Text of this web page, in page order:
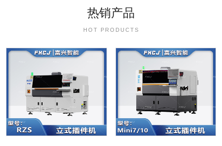
热销产品
HOT PRODUCTS